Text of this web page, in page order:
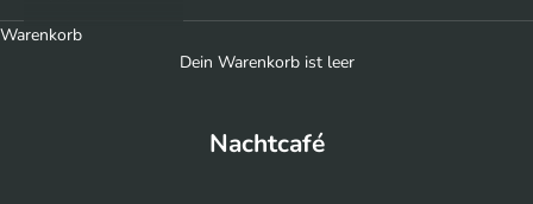
Warenkorb
Dein Warenkorb ist leer
Nachtcafé